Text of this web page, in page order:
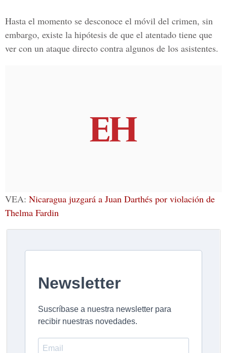
Hasta el momento se desconoce el móvil del crimen, sin
embargo, existe la hipótesis de que el atentado tiene que
ver con un ataque directo contra algunos de los asistentes.
VEA: Nicaragua juzgará a Juan Darthés por violación de
Thelma Fardin